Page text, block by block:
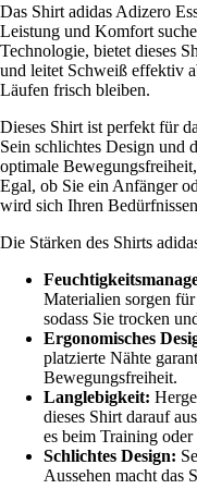
Das Shirt adidas Adizero
Leistung und Komfort
Technologie, bietet dieses
und leitet Schweiß effektiv
Läufen frisch bleiben.
Dieses Shirt ist perfekt für
Sein schlichtes Design und
optimale
Egal, ob Sie ein Anfänger
wird sich Ihren
Die Stärken des Shirts
Materialien sorgen
sodass Sie trocken
Ergonomisches
platzierte Nähte
Bewegungsfreiheit.
Langlebigkeit:
dieses Shirt darauf
es beim Training
Schlichtes Design:
Aussehen macht das